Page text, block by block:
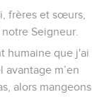
frères et sœurs,
Seigneur.
humaine que j'ai
m’en
alors mangeons